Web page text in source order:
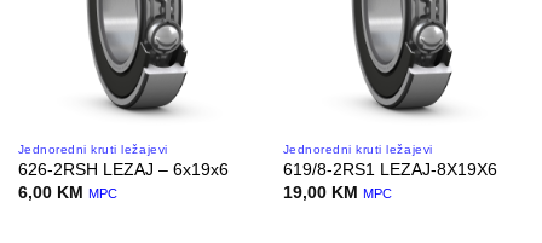
Jednoredni kruti ležajevi
626-2RSH LEZAJ – 6x19x6
6,00 KM MPC
Jednoredni kruti ležajevi
619/8-2RS1 LEZAJ-8X19X6
19,00 KM MPC